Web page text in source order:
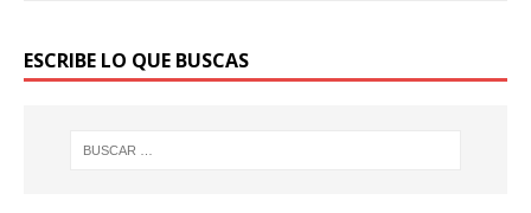
ESCRIBE LO QUE BUSCAS